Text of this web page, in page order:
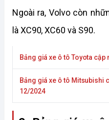
Ngoài ra, Volvo còn
là XC90, XC60 và S90.
Bảng giá xe ô tô Toyota
Bảng giá xe ô tô Mitsubishi
12/2024